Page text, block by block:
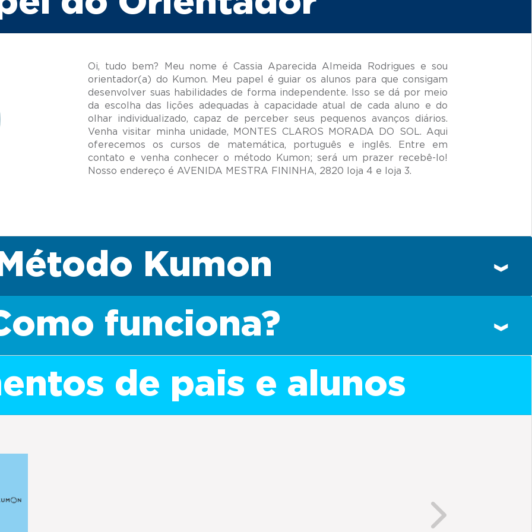
Oi, tudo bem? Meu nome é Cassia Aparecida Almeida Rodrigues e sou
orientador(a) do Kumon. Meu papel é guiar os alunos para que consigam
desenvolver suas habilidades de forma independente. Isso se dá por meio
da escolha das lições adequadas à capacidade atual de cada aluno e do
olhar individualizado, capaz de perceber seus pequenos avanços diários.
Venha visitar minha unidade, MONTES CLAROS MORADA DO SOL. Aqui
oferecemos os cursos de matemática, português e inglês. Entre em
contato e venha conhecer o método Kumon; será um prazer recebê-lo!
Kumon
funciona?
de pais e alunos
Next